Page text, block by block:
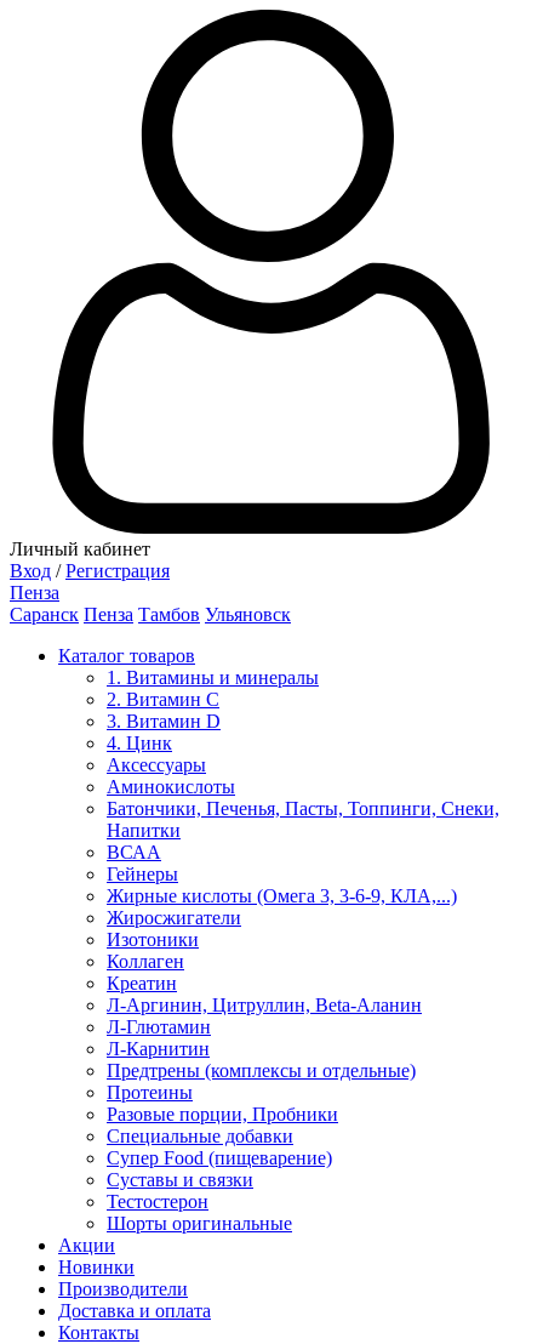
Личный кабинет
Вход / Регистрация
Пенза
Саранск Пенза Тамбов Ульяновск
Каталог товаров
1. Витамины и минералы
2. Витамин С
3. Витамин D
4. Цинк
Аксессуары
Аминокислоты
Батончики, Печенья, Пасты, Топпинги, Снеки,
Напитки
ВСАА
Гейнеры
Жирные кислоты (Омега 3, 3-6-9, КЛА,...)
Жиросжигатели
Изотоники
Коллаген
Креатин
Л-Аргинин, Цитруллин, Beta-Аланин
Л-Глютамин
Л-Карнитин
Предтрены (комплексы и отдельные)
Протеины
Разовые порции, Пробники
Специальные добавки
Супер Food (пищеварение)
Суставы и связки
Тестостерон
Шорты оригинальные
Акции
Новинки
Производители
Доставка и оплата
Контакты